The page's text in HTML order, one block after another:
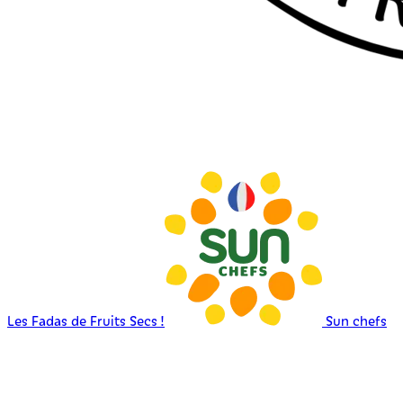
Les Fadas de Fruits Secs ! Sun chefs